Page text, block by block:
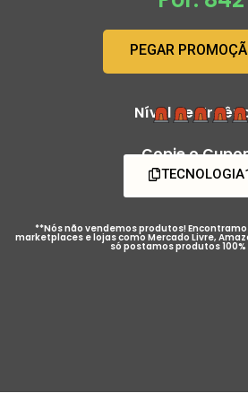
PEGAR
Nível de
Copie o
**Nós não vendemos produtos!
marketplaces e lojas como Mercado Livre,
só postamos produtos